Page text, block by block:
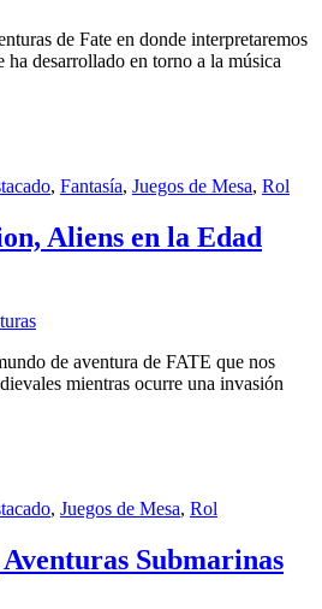
de Fate en donde interpretaremos
desarrollado en torno a la música
, Fantasía, Juegos de Mesa, Rol
Aliens en la Edad
de aventura de FATE que nos
mientras ocurre una invasión
, Juegos de Mesa, Rol
Submarinas